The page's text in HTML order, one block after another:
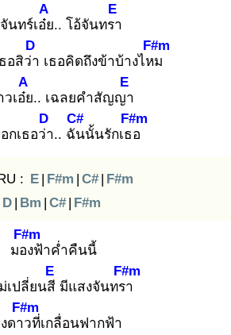
จันทร์เอ๋ย
A
.. โอ้จันทรา
E
อสิว่า
D
เธอคิดถึงข้าบ้างไหม
F#m
วเอ๋ย
A
.. เฉลยคำสัญญา
E
กเธอว่า
D
.. ฉัน
C#
นั้นรักเธอ
F#m
: E | F#m | C# | F#m
D | Bm | C# | F#m
มอง
F#m
ฟ้าค่ำคืนนี้
เปลี่ยนสี
E
มีแสงจันทรา
F#m
ดาว
F#m
ที่เกลื่อนฟากฟ้า